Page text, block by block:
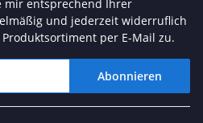
mir entsprechend Ihrer
und jederzeit widerruflich
per E-Mail zu.
Abonnieren